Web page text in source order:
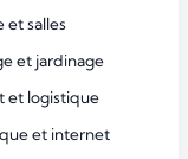
et salles
et jardinage
et logistique
et internet